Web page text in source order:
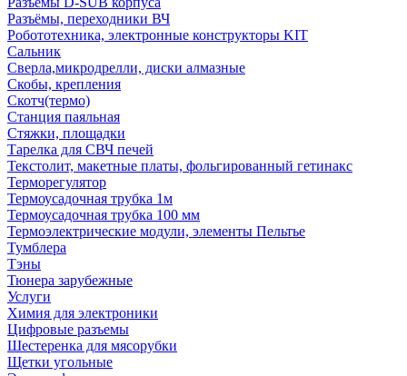
Разъёмы, переходники ВЧ
Робототехника, электронные конструкторы KIT
Сальник
Сверла,микродрелли, диски алмазные
Скобы, крепления
Скотч(термо)
Станция паяльная
Стяжки, площадки
Тарелка для СВЧ печей
Текстолит, макетные платы, фольгированный гетинакс
Терморегулятор
Термоусадочная трубка 1м
Термоусадочная трубка 100 мм
Термоэлектрические модули, элементы Пельтье
Тумблера
Тэны
Тюнера зарубежные
Услуги
Химия для электроники
Цифровые разъемы
Шестеренка для мясорубки
Щетки угольные